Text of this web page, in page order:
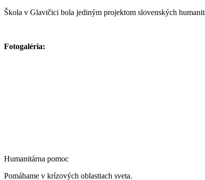
Škola v Glavičici bola jediným projektom slovenských
Fotogaléria:
Humanitárna pomoc
Pomáhame v krízových oblastiach sveta.